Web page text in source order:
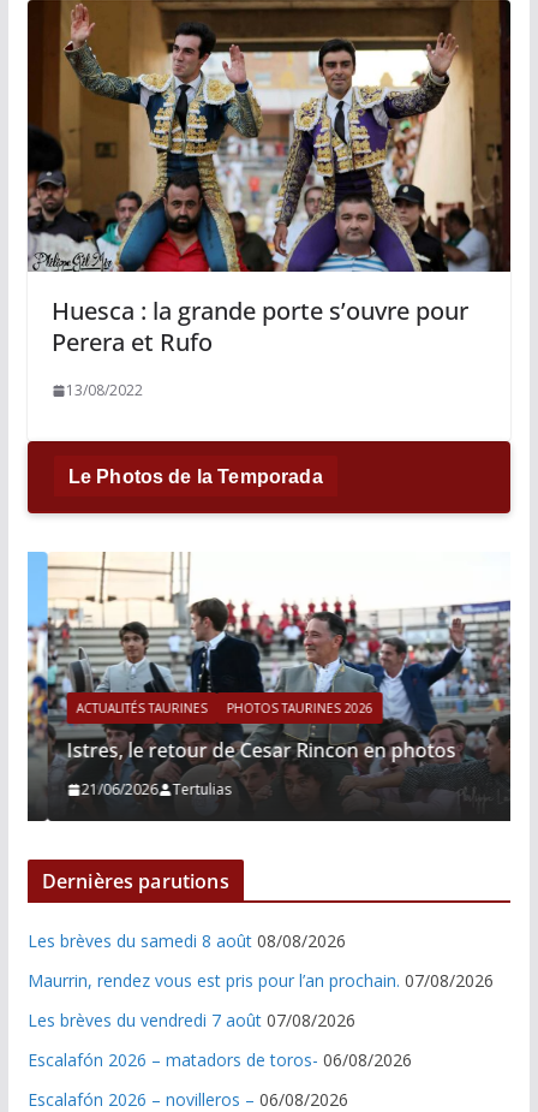
Huesca : la grande porte s’ouvre pour
Perera et Rufo
13/08/2022
Le Photos de la Temporada
ACTUALITÉS TAURINES PHOTOS TAURINES 2026
Istres, le retour de Cesar Rincon en photos
21/06/2026 Tertulias
Dernières parutions
Les brèves du samedi 8 août 08/08/2026
Maurrin, rendez vous est pris pour l’an prochain. 07/08/2026
Les brèves du vendredi 7 août 07/08/2026
Escalafón 2026 – matadors de toros- 06/08/2026
Escalafón 2026 – novilleros – 06/08/2026